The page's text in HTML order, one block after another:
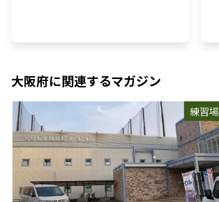
大阪府に関連するマガジン
練習場